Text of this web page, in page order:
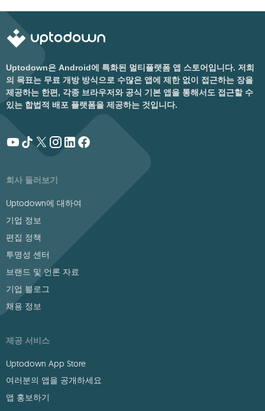
Uptodown은 Android에 특화된 멀티플랫폼 앱 스토어입니다. 저희
의 목표는 무료 개방 방식으로 수많은 앱에 제한 없이 접근하는 장을
제공하는 한편, 각종 브라우저와 공식 기본 앱을 통해서도 접근할 수
있는 합법적 배포 플랫폼을 제공하는 것입니다.
회사 둘러보기
Uptodown에 대하여
기업 정보
편집 정책
투명성 센터
브랜드 및 언론 자료
기업 블로그
채용 정보
제공 서비스
Uptodown App Store
여러분의 앱을 공개하세요
앱 홍보하기